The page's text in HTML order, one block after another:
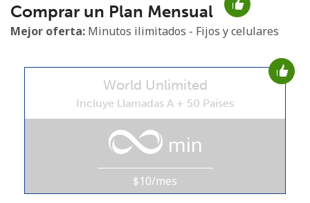
Mínimo 8 caracteres
Una letra mayúscula y una minúscula
Un número
Comprar un Plan Mensual
Mejor oferta: Minutos ilimitados - Fijos y celulares
World Unlimited
Incluye Llamadas A + 50 Países
min
$10/mes